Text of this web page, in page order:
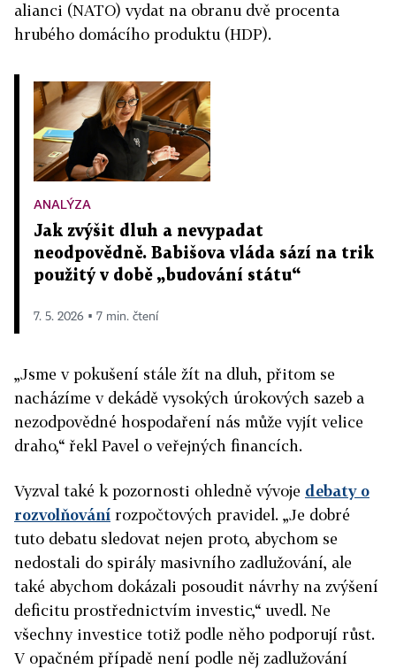
alianci (NATO) vydat na obranu dvě procenta
hrubého domácího produktu (HDP).
ANALÝZA
Jak zvýšit dluh a nevypadat
neodpovědně. Babišova vláda sází na trik
použitý v době „budování státu“
7. 5. 2026 ▪ 7 min. čtení
„Jsme v pokušení stále žít na dluh, přitom se
nacházíme v dekádě vysokých úrokových sazeb a
nezodpovědné hospodaření nás může vyjít velice
draho,“ řekl Pavel o veřejných financích.
Vyzval také k pozornosti ohledně vývoje debaty o
rozvolňování rozpočtových pravidel. „Je dobré
tuto debatu sledovat nejen proto, abychom se
nedostali do spirály masivního zadlužování, ale
také abychom dokázali posoudit návrhy na zvýšení
deficitu prostřednictvím investic,“ uvedl. Ne
všechny investice totiž podle něho podporují růst.
V opačném případě není podle něj zadlužování